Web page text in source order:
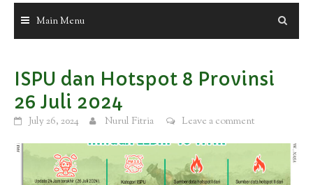
Main Menu
ISPU dan Hotspot 8 Provinsi
26 Juli 2024
July 26, 2024 Nurul Fitria Leave a comment